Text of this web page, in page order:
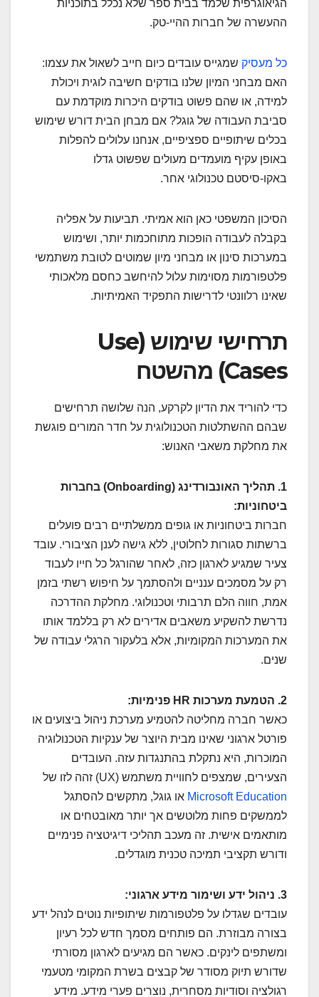
הגיאוגרפית שלמד בבית ספר שלא נכלל בתוכניות
ההעשרה של חברות ההיי-טק.
כל מעסיק שמגייס עובדים כיום חייב לשאול את עצמו:
האם מבחני המיון שלנו בודקים חשיבה לוגית ויכולת
למידה, או שהם פשוט בודקים היכרות מוקדמת עם
סביבת העבודה של גוגל? אם מבחן הבית דורש שימוש
בכלים שיתופיים ספציפיים, אנחנו עלולים להפלות
באופן עקיף מועמדים מעולים שפשוט גדלו
באקו-סיסטם טכנולוגי אחר.
הסיכון המשפטי כאן הוא אמיתי. תביעות על אפליה
בקבלה לעבודה הופכות מתוחכמות יותר, ושימוש
במערכות סינון או מבחני מיון שמוטים לטובת משתמשי
פלטפורמות מסוימות עלול להיחשב כחסם מלאכותי
שאינו רלוונטי לדרישות התפקיד האמיתיות.
תרחישי שימוש (Use
Cases) מהשטח
כדי להוריד את הדיון לקרקע, הנה שלושה תרחישים
שבהם ההשתלטות הטכנולוגית על חדר המורים פוגשת
את מחלקת משאבי האנוש:
1. תהליך האונבורדינג (Onboarding) בחברות
ביטחוניות:
חברות ביטחוניות או גופים ממשלתיים רבים פועלים
ברשתות סגורות לחלוטין, ללא גישה לענן הציבורי. עובד
צעיר שמגיע לארגון כזה, לאחר שהורגל כל חייו לעבוד
רק על מסמכים ענניים ולהסתמך על חיפוש רשתי בזמן
אמת, חווה הלם תרבותי וטכנולוגי. מחלקת ההדרכה
נדרשת להשקיע משאבים אדירים לא רק בללמד אותו
את המערכות המקומיות, אלא בלעקור הרגלי עבודה של
שנים.
2. הטמעת מערכות HR פנימיות:
כאשר חברה מחליטה להטמיע מערכת ניהול ביצועים או
פורטל ארגוני שאינו מבית היוצר של ענקיות הטכנולוגיה
המוכרות, היא נתקלת בהתנגדות עזה. העובדים
הצעירים, שמצפים לחוויית משתמש (UX) זהה לזו של
Microsoft Education או גוגל, מתקשים להסתגל
לממשקים פחות מלוטשים אך יותר מאובטחים או
מותאמים אישית. זה מעכב תהליכי דיגיטציה פנימיים
ודורש תקציבי תמיכה טכנית מוגדלים.
3. ניהול ידע ושימור מידע ארגוני:
עובדים שגדלו על פלטפורמות שיתופיות נוטים לנהל ידע
בצורה מבוזרת. הם פותחים מסמך חדש לכל רעיון
ומשתפים לינקים. כאשר הם מגיעים לארגון מסורתי
שדורש תיוק מסודר של קבצים בשרת המקומי מטעמי
רגולציה וסודיות מסחרית, נוצרים פערי מידע. מידע